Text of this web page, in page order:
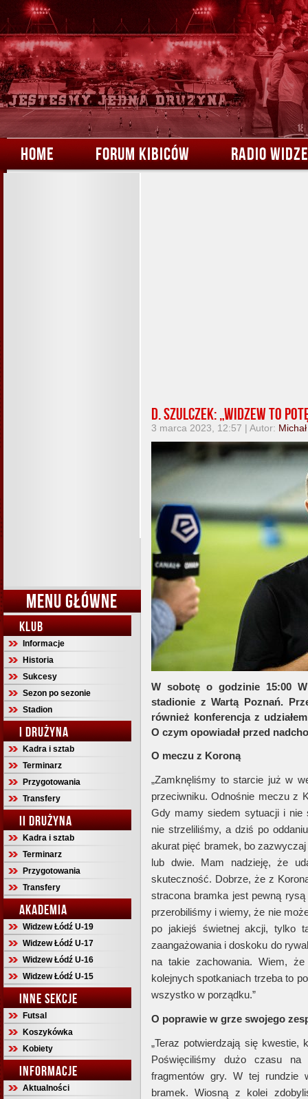
HOME FORUM KIBICÓW RADIO
MENU GŁÓWNE
KLUB
Informacje
Historia
Sukcesy
Sezon po sezonie
Stadion
I DRUŻYNA
Kadra i sztab
Terminarz
Przygotowania
Transfery
II DRUŻYNA
Kadra i sztab
Terminarz
Przygotowania
Transfery
AKADEMIA
Widzew Łódź U-19
Widzew Łódź U-17
Widzew Łódź U-16
Widzew Łódź U-15
INNE SEKCJE
Futsal
Koszykówka
Kobiety
INFORMACJE
Aktualności
D. Szulczek: „Widzew to
3 marca 2023, 12:57 | Autor: Michał
W sobotę o godzinie 15:00
stadionie z Wartą Poznań.
również konferencja z
O czym opowiadał przed
O meczu z Koroną
„Zamknęliśmy to starcie już w
przeciwniku. Odnośnie meczu z
Gdy mamy siedem sytuacji i nie
nie strzeliliśmy, a dziś po
akurat pięć bramek, bo
lub dwie. Mam nadzieję, że
skuteczność. Dobrze, że z
stracona bramka jest pewną
przerobiliśmy i wiemy, że nie
po jakiejś świetnej akcji, tylko
zaangażowania i doskoku do
na takie zachowania. Wiem,
kolejnych spotkaniach trzeba to
wszystko w porządku.”
O poprawie w grze swojego
„Teraz potwierdzają się kwestie,
Poświęciliśmy dużo czasu na
fragmentów gry. W tej rundzie
bramek. Wiosną z kolei